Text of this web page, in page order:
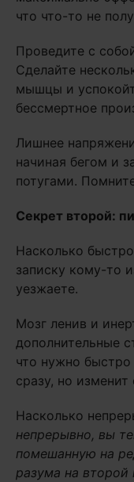
что что-то не
Проведите с
Сделайте
мышцы и
бессмертное
Лишнее
начиная бегом и
потугами.
Секрет второй:
Насколько
записку кому-то
уезжаете.
Мозг ленив и
дополнительные
что нужно
сразу, но
Насколько
непрерывно, вы
помешанную на
разума на